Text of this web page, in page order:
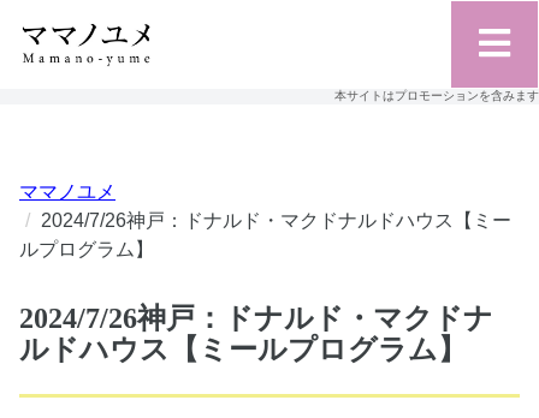
本サイトはプロモーションを含みます
ママノユメ
2024/7/26神戸：ドナルド・マクドナルドハウス【ミー
ルプログラム】
2024/7/26神戸：ドナルド・マクドナ
ルドハウス【ミールプログラム】